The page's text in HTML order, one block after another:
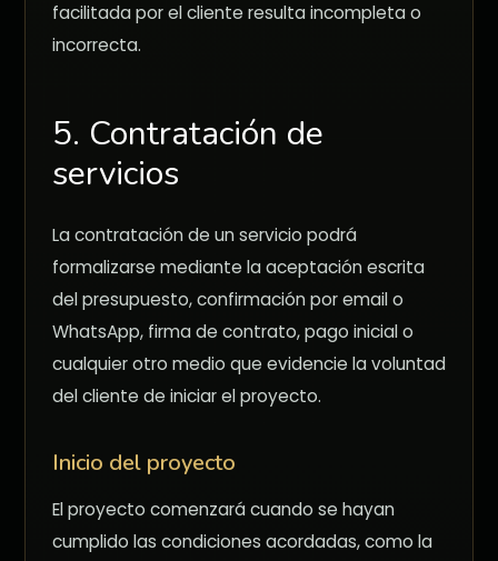
facilitada por el cliente resulta incompleta o
incorrecta.
5. Contratación de
servicios
La contratación de un servicio podrá
formalizarse mediante la aceptación escrita
del presupuesto, confirmación por email o
WhatsApp, firma de contrato, pago inicial o
cualquier otro medio que evidencie la voluntad
del cliente de iniciar el proyecto.
Inicio del proyecto
El proyecto comenzará cuando se hayan
cumplido las condiciones acordadas, como la